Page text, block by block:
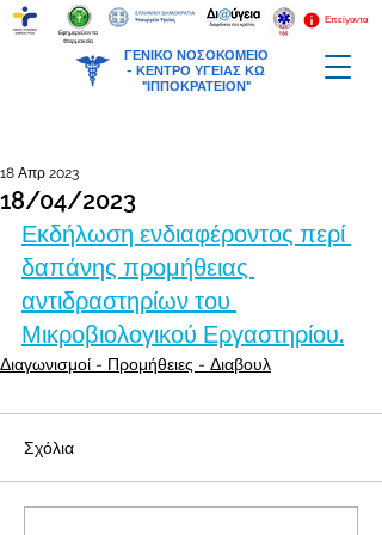
ΓΕΝΙΚΟ ΝΟΣΟΚΟΜΕΙΟ
- ΚΕΝΤΡΟ ΥΓΕΙΑΣ ΚΩ
"ΙΠΠΟΚΡΑΤΕΙΟΝ"
Επείγοντα
Εφημερεύοντα
Φαρμακεία
18/04/2023
18 Απρ 2023
Εκδήλωση ενδιαφέροντος περί
δαπάνης προμήθειας
αντιδραστηρίων του
Μικροβιολογικού Εργαστηρίου.
Διαγωνισμοί - Προμήθειες - Διαβουλ
Σχόλια